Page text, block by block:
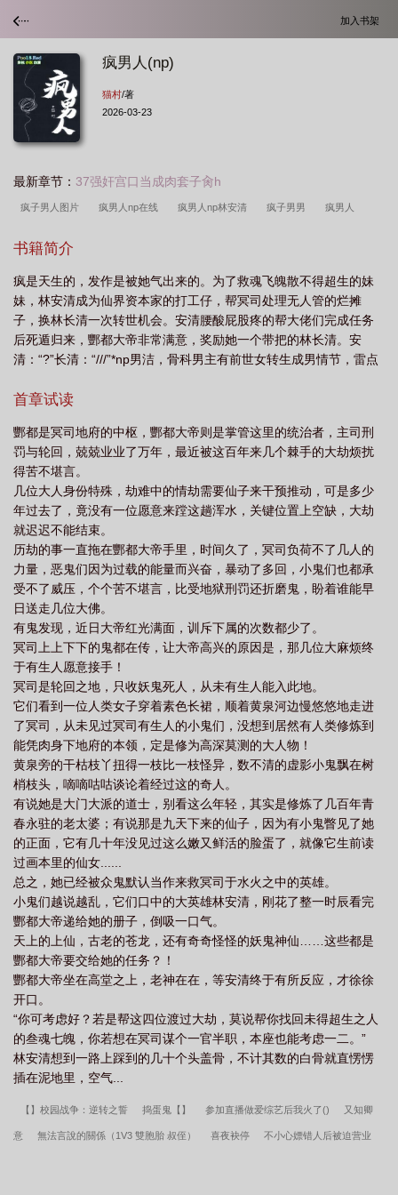
加入书架
疯男人(np)
猫村/著
2026-03-23
最新章节： 37强奸宫口当成肉套子肏h
疯子男人图片 疯男人np在线 疯男人np林安清 疯子男男 疯男人
高干文 疯男动画图片
猫村 疯男人(np)小 疯男人(np) by猫村 疯男人np
书籍简介
疯是天生的，发作是被她气出来的。为了救魂飞魄散不得超生的妹
妹，林安清成为仙界资本家的打工仔，帮冥司处理无人管的烂摊
子，换林长清一次转世机会。安清腰酸屁股疼的帮大佬们完成任务
后死遁归来，酆都大帝非常满意，奖励她一个带把的林长清。安
清：“?”长清：“///”*np男洁，骨科男主有前世女转生成男情节，雷点
不能接受的慎入
首章试读
酆都是冥司地府的中枢，酆都大帝则是掌管这里的统治者，主司刑
罚与轮回，兢兢业业了万年，最近被这百年来几个棘手的大劫烦扰
得苦不堪言。
几位大人身份特殊，劫难中的情劫需要仙子来干预推动，可是多少
年过去了，竟没有一位愿意来蹚这趟浑水，关键位置上空缺，大劫
就迟迟不能结束。
历劫的事一直拖在酆都大帝手里，时间久了，冥司负荷不了几人的
力量，恶鬼们因为过载的能量而兴奋，暴动了多回，小鬼们也都承
受不了威压，个个苦不堪言，比受地狱刑罚还折磨鬼，盼着谁能早
日送走几位大佛。
有鬼发现，近日大帝红光满面，训斥下属的次数都少了。
冥司上上下下的鬼都在传，让大帝高兴的原因是，那几位大麻烦终
于有生人愿意接手！
冥司是轮回之地，只收妖鬼死人，从未有生人能入此地。
它们看到一位人类女子穿着素色长裙，顺着黄泉河边慢悠悠地走进
了冥司，从未见过冥司有生人的小鬼们，没想到居然有人类修炼到
能凭肉身下地府的本领，定是修为高深莫测的大人物！
黄泉旁的干枯枝丫扭得一枝比一枝怪异，数不清的虚影小鬼飘在树
梢枝头，嘀嘀咕咕谈论着经过这的奇人。
有说她是大门大派的道士，别看这么年轻，其实是修炼了几百年青
春永驻的老太婆；有说那是九天下来的仙子，因为有小鬼瞥见了她
的正面，它有几十年没见过这么嫩又鲜活的脸蛋了，就像它生前读
过画本里的仙女......
总之，她已经被众鬼默认当作来救冥司于水火之中的英雄。
小鬼们越说越乱，它们口中的大英雄林安清，刚花了整一时辰看完
酆都大帝递给她的册子，倒吸一口气。
天上的上仙，古老的苍龙，还有奇奇怪怪的妖鬼神仙……这些都是
酆都大帝要交给她的任务？！
酆都大帝坐在高堂之上，老神在在，等安清终于有所反应，才徐徐
开口。
“你可考虑好？若是帮这四位渡过大劫，莫说帮你找回未得超生之人
的叁魂七魄，你若想在冥司谋个一官半职，本座也能考虑一二。”
林安清想到一路上踩到的几十个头盖骨，不计其数的白骨就直愣愣
插在泥地里，空气...
【】校园战争：逆转之誓 捣蛋鬼【】 参加直播做爱综艺后我火了() 又知卿
意 無法言說的關係（1V3 雙胞胎 叔侄） 喜夜袂停 不小心嫖错人后被迫营业